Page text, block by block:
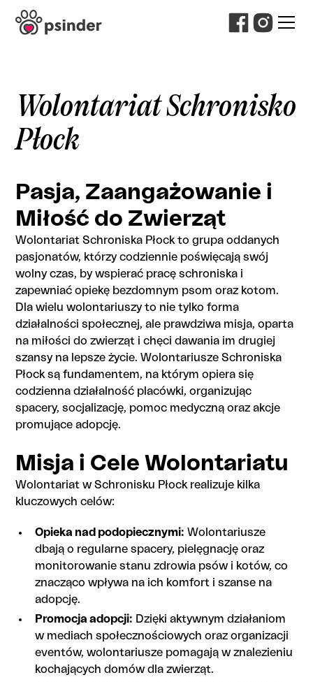
Wolontariat Schronisko
Płock
Pasja, Zaangażowanie i
Miłość do Zwierząt
Wolontariat Schroniska Płock to grupa oddanych
pasjonatów, którzy codziennie poświęcają swój
wolny czas, by wspierać pracę schroniska i
zapewniać opiekę bezdomnym psom oraz kotom.
Dla wielu wolontariuszy to nie tylko forma
działalności społecznej, ale prawdziwa misja, oparta
na miłości do zwierząt i chęci dawania im drugiej
szansy na lepsze życie. Wolontariusze Schroniska
Płock są fundamentem, na którym opiera się
codzienna działalność placówki, organizując
spacery, socjalizację, pomoc medyczną oraz akcje
promujące adopcję.
Misja i Cele Wolontariatu
Wolontariat w Schronisku Płock realizuje kilka
kluczowych celów:
Opieka nad podopiecznymi: Wolontariusze
dbają o regularne spacery, pielęgnację oraz
monitorowanie stanu zdrowia psów i kotów, co
znacząco wpływa na ich komfort i szanse na
adopcję.
Promocja adopcji: Dzięki aktywnym działaniom
w mediach społecznościowych oraz organizacji
eventów, wolontariusze pomagają w znalezieniu
kochających domów dla zwierząt.